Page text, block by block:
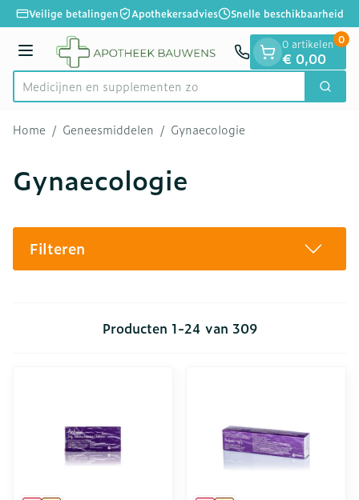
Ga naar de inhoud
1 van 1
Veilige betalingen Apothekersadvies Snelle beschikbaarheid
Menu
Product, merk, categorie...
Medicijnen Zoek
0 artikelen
€ 0,00
0
Home / Geneesmiddelen / Gynaecologie
Gynaecologie
Filteren
Producten 1-24 van 309